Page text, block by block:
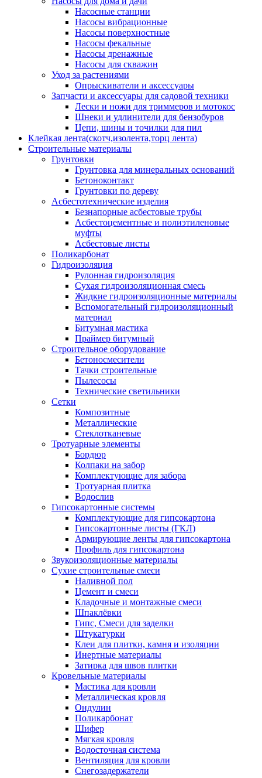
Насосные станции
Насосы вибрационные
Насосы поверхностные
Насосы фекальные
Насосы дренажные
Насосы для скважин
Уход за растениями
Опрыскиватели и аксессуары
Запчасти и аксессуары для садовой техники
Лески и ножи для триммеров и мотокос
Шнеки и удлинители для бензобуров
Цепи, шины и точилки для пил
Клейкая лента(скотч,изолента,торц лента)
Строительные материалы
Грунтовки
Грунтовка для минеральных оснований
Бетоноконтакт
Грунтовки по дереву
Асбестотехнические изделия
Безнапорные асбестовые трубы
Асбестоцементные и полиэтиленовые
муфты
Асбестовые листы
Поликарбонат
Гидроизоляция
Рулонная гидроизоляция
Сухая гидроизоляционная смесь
Жидкие гидроизоляционные материалы
Вспомогательный гидроизоляционный
материал
Битумная мастика
Праймер битумный
Строительное оборудование
Бетоносмесители
Тачки строительные
Пылесосы
Технические светильники
Сетки
Композитные
Металлические
Стеклотканевые
Тротуарные элементы
Бордюр
Колпаки на забор
Комплектующие для забора
Тротуарная плитка
Водослив
Гипсокартонные системы
Комплектующие для гипсокартона
Гипсокартонные листы (ГКЛ)
Армирующие ленты для гипсокартона
Профиль для гипсокартона
Звукоизоляционные материалы
Сухие строительные смеси
Наливной пол
Цемент и смеси
Кладочные и монтажные смеси
Шпаклёвки
Гипс, Смеси для заделки
Штукатурки
Клеи для плитки, камня и изоляции
Инертные материалы
Затирка для швов плитки
Кровельные материалы
Мастика для кровли
Металлическая кровля
Ондулин
Поликарбонат
Шифер
Мягкая кровля
Водосточная система
Вентиляция для кровли
Снегозадержатели